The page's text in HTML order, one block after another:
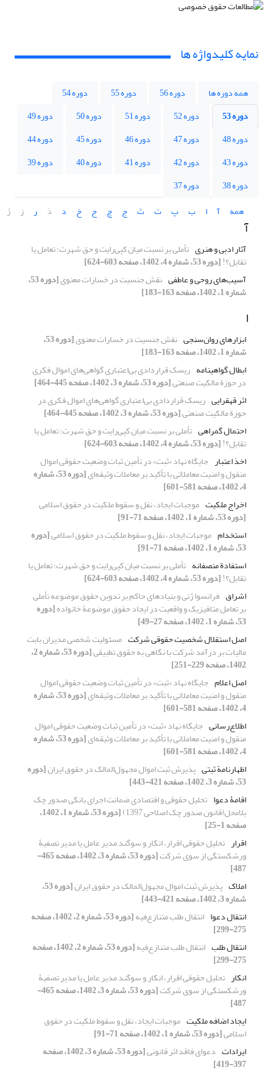
نمایه کلیدواژه ها
همه دوره ها دوره 56 دوره 55
دوره 54
دوره 53
دوره 52 دوره 51 دوره 50
دوره 49
دوره 48
دوره 47 دوره 46 دوره 45
دوره 44
دوره 43
دوره 42 دوره 41 دوره 40
دوره 39
دوره 38
دوره 37
همه
آ ا ب پ ت ث ج چ ح خ د ذ ر ز ژ
آ
آثار ادبی و هنری تأملی بر نسبت میان کپی‌رایت و حق شهرت؛ تعامل یا
تقابل؟![دوره 53، شماره 4، 1402، صفحه 603-624]
آسیب‌های روحی و عاطفی نقش جنسیت در خسارات معنوی [دوره 53،
شماره 1، 1402، صفحه 163-183]
ا
ابزارهای روان‌سنجی نقش جنسیت در خسارات معنوی [دوره 53،
شماره 1، 1402، صفحه 163-183]
ابطال گواهینامه ریسک قراردادی بی‌اعتباری گواهی‌های اموال فکری
در حوزة مالکیت صنعتی[دوره 53، شماره 3، 1402، صفحه 445-464]
اثر قهقرایی ریسک قراردادی بی‌اعتباری گواهی‌های اموال فکری در
حوزة مالکیت صنعتی[دوره 53، شماره 3، 1402، صفحه 445-464]
احتمال گمراهی تأملی بر نسبت میان کپی‌رایت و حق شهرت؛ تعامل یا
تقابل؟![دوره 53، شماره 4، 1402، صفحه 603-624]
اخذ اعتبار جایگاه نهاد «ثبت» در تأمین ثبات وضعیت حقوقی اموال
منقول و امنیت معاملاتی با تأکید بر معاملات وثیقه‌ای [دوره 53، شماره
4، 1402، صفحه 581-601]
اخراج ملکیت موجبات ایجاد، نقل و سقوط ملکیت در حقوق اسلامی
[دوره 53، شماره 1، 1402، صفحه 71-91]
استخدام موجبات ایجاد، نقل و سقوط ملکیت در حقوق اسلامی[دوره
53، شماره 1، 1402، صفحه 71-91]
استفادة منصفانه تأملی بر نسبت میان کپی‌رایت و حق شهرت؛ تعامل یا
تقابل؟![دوره 53، شماره 4، 1402، صفحه 603-624]
اشراق فرانسوا ژنی و بنیادهای حاکم بر تدوین حقوق موضوعه تأملی
بر تعامل متافیزیک و واقعیت در ایجاد حقوق موضوعۀ خانواده[دوره
53، شماره 1، 1402، صفحه 27-49]
اصل استقلال شخصیت حقوقی شرکت مسئولیت شخصی مدیران بابت
مالیات بر درآمد شرکت با نگاهی به ‏حقوق تطبیقی [دوره 53، شماره 2،
1402، صفحه 229-251]
اصل اعلام جایگاه نهاد «ثبت» در تأمین ثبات وضعیت حقوقی اموال
منقول و امنیت معاملاتی با تأکید بر معاملات وثیقه‌ای [دوره 53، شماره
4، 1402، صفحه 581-601]
اطلاع‌رسانی جایگاه نهاد «ثبت» در تأمین ثبات وضعیت حقوقی اموال
منقول و امنیت معاملاتی با تأکید بر معاملات وثیقه‌ای [دوره 53، شماره
4، 1402، صفحه 581-601]
اظهارنامة ثبتی پذیرش ثبت اموال مجهول‌المالک در حقوق ایران[دوره
53، شماره 3، 1402، صفحه 421-443]
اقامۀ دعوا تحلیل حقوقی و اقتصادی ضمانت اجرای بانکی صدور چک
بلامحل(قانون صدور چک اصلاحی 1397) [دوره 53، شماره 1، 1402،
صفحه 1-25]
اقرار تحلیل حقوقی اقرار، انکار و سوگند مدیر عامل یا مدیر تصفیۀ
ورشکستگی از سوی شرکت [دوره 53، شماره 3، 1402، صفحه 465-
487]
املاک پذیرش ثبت اموال مجهول‌المالک در حقوق ایران [دوره 53،
شماره 3، 1402، صفحه 421-443]
انتقال دعوا انتقال طلب متنازع‌فیه [دوره 53، شماره 2، 1402، صفحه
275-299]
انتقال طلب انتقال طلب متنازع‌فیه [دوره 53، شماره 2، 1402، صفحه
275-299]
انکار تحلیل حقوقی اقرار، انکار و سوگند مدیر عامل یا مدیر تصفیۀ
ورشکستگی از سوی شرکت [دوره 53، شماره 3، 1402، صفحه 465-
487]
ایجاد اضافه ملکیت موجبات ایجاد، نقل و سقوط ملکیت در حقوق
اسلامی[دوره 53، شماره 1، 1402، صفحه 71-91]
ایرادات دعوای فاقد اثر قانونی [دوره 53، شماره 3، 1402، صفحه
397-419]